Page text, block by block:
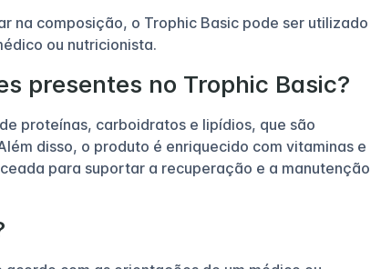
na composição, o Trophic Basic pode ser utilizado
ou nutricionista.
presentes no Trophic Basic?
proteínas, carboidratos e lipídios, que são
disso, o produto é enriquecido com vitaminas e
para suportar a recuperação e a manutenção